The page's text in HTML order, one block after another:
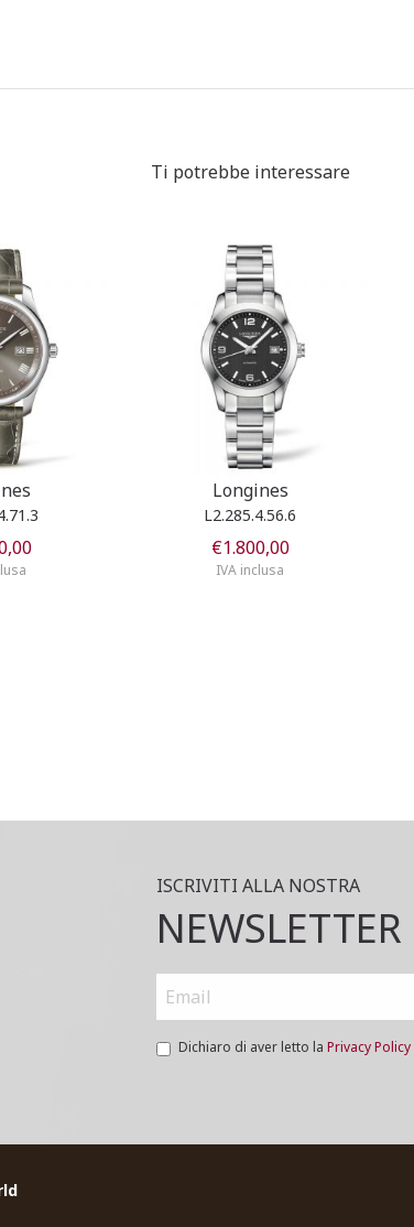
Ti potrebbe interessare
Longines
L2.285.4.56.6
€1.800,00
IVA inclusa
ISCRIVITI ALLA NOSTRA
NEWSLETTER
Dichiaro di aver letto la Privacy Policy